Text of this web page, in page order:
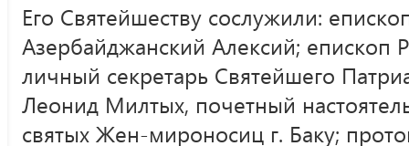
Его Святейшеству сослужили:
Азербайджанский Алексий; епископ
личный секретарь Святейшего
Леонид Милтых, почетный
святых Жен-мироносиц г. Баку;